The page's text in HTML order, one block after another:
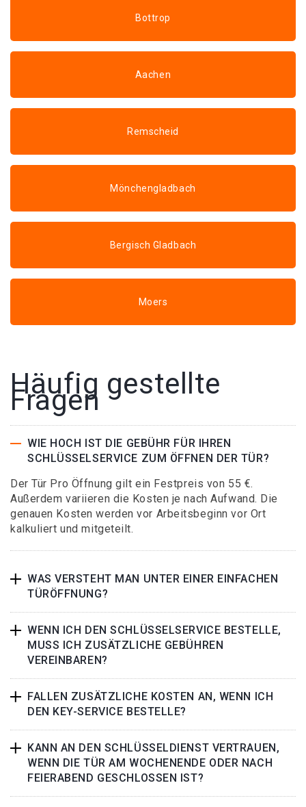
Bottrop
Aachen
Remscheid
Mönchengladbach
Bergisch Gladbach
Moers
Häufig gestellte
Fragen
WIE HOCH IST DIE GEBÜHR FÜR IHREN
SCHLÜSSELSERVICE ZUM ÖFFNEN DER TÜR?
Der Tür Pro Öffnung gilt ein Festpreis von 55 €.
Außerdem variieren die Kosten je nach Aufwand. Die
genauen Kosten werden vor Arbeitsbeginn vor Ort
kalkuliert und mitgeteilt.
WAS VERSTEHT MAN UNTER EINER EINFACHEN
TÜRÖFFNUNG?
WENN ICH DEN SCHLÜSSELSERVICE BESTELLE,
MUSS ICH ZUSÄTZLICHE GEBÜHREN
VEREINBAREN?
FALLEN ZUSÄTZLICHE KOSTEN AN, WENN ICH
DEN KEY-SERVICE BESTELLE?
KANN AN DEN SCHLÜSSELDIENST VERTRAUEN,
WENN DIE TÜR AM WOCHENENDE ODER NACH
FEIERABEND GESCHLOSSEN IST?